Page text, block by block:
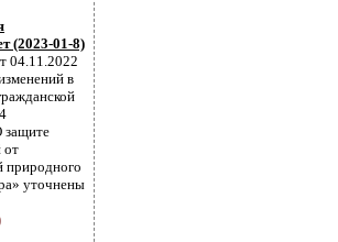
(2023-01-8)
04.11.2022
в
защите
от
природного
уточнены